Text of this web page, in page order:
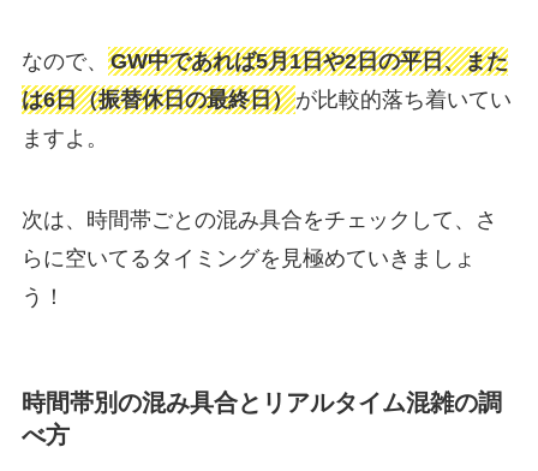
なので、 GW中であれば5月1日や2日の平日、また
は6日（振替休日の最終日）が比較的落ち着いてい
ますよ。
次は、時間帯ごとの混み具合をチェックして、さ
らに空いてるタイミングを見極めていきましょ
う！
時間帯別の混み具合とリアルタイム混雑の調
べ方